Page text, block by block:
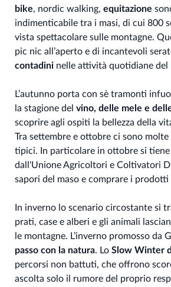
bike, nordic walking,equitazione
indimenticabile tra i masi, di cui 800
vista spettacolare sulle montagne.
pic nic all’aperto e di incantevoli
contadini nelle attività quotidiane del
L’autunno porta con sè tramonti
la stagione delvino, delle mele e
scoprire agli ospiti la bellezza della
Tra settembre e ottobre ci sono
tipici. In particolare in ottobre si
dall'Unione Agricoltori e Coltivatori
sapori del maso e comprare i
In inverno lo scenario circostante si
prati, case e alberi e gli animali
le montagne. L’inverno promosso da
passo con la natura. LoSlow Winter
percorsi non battuti, che offrono
ascolta solo il rumore del proprio